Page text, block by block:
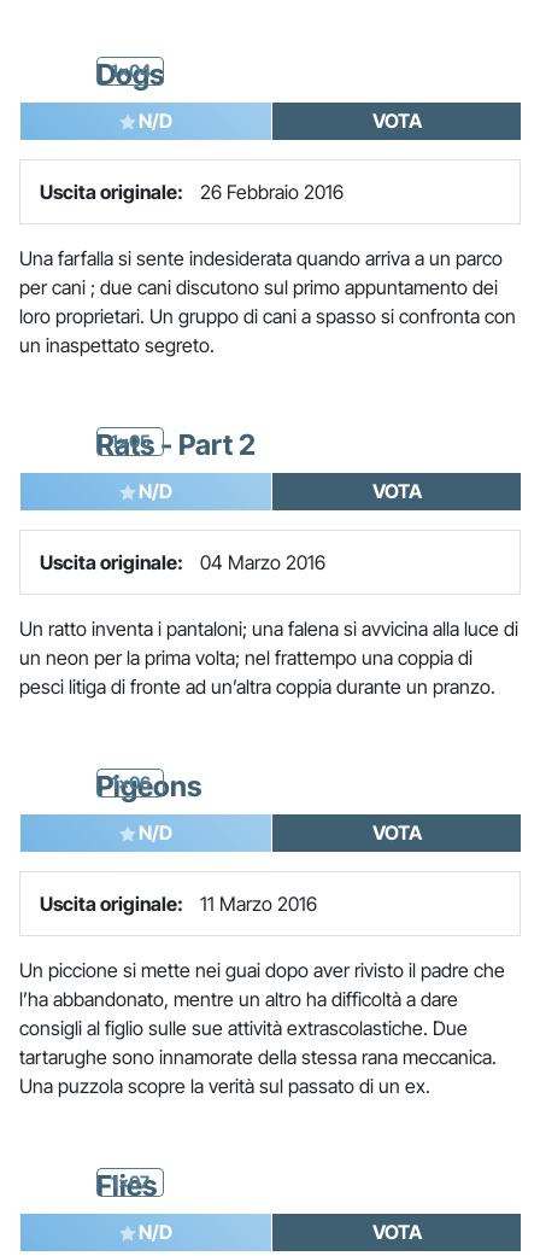
1x04
Dogs
N/D VOTA
Uscita originale: 26 Febbraio 2016
Una farfalla si sente indesiderata quando arriva a un parco
per cani ; due cani discutono sul primo appuntamento dei
loro proprietari. Un gruppo di cani a spasso si confronta con
un inaspettato segreto.
1x05
Rats - Part 2
N/D VOTA
Uscita originale: 04 Marzo 2016
Un ratto inventa i pantaloni; una falena si avvicina alla luce di
un neon per la prima volta; nel frattempo una coppia di
pesci litiga di fronte ad un’altra coppia durante un pranzo.
1x06
Pigeons
N/D VOTA
Uscita originale: 11 Marzo 2016
Un piccione si mette nei guai dopo aver rivisto il padre che
l’ha abbandonato, mentre un altro ha difficoltà a dare
consigli al figlio sulle sue attività extrascolastiche. Due
tartarughe sono innamorate della stessa rana meccanica.
Una puzzola scopre la verità sul passato di un ex.
1x07
Flies
N/D VOTA